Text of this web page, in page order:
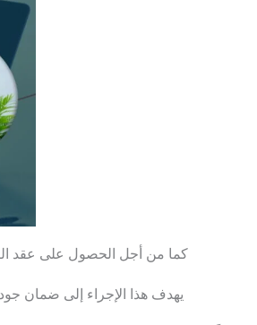
كما من أجل الحصول على عقد
يهدف هذا الإجراء إلى ضمان